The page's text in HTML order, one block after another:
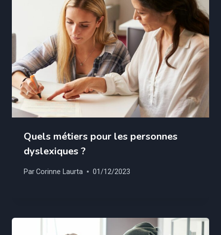
Quels métiers pour les personnes
dyslexiques ?
ParCorinne Laurta 01/12/2023